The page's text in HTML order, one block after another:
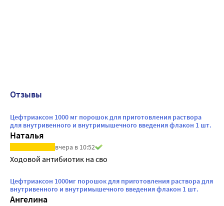
Отзывы
Цефтриаксон 1000 мг порошок для приготовления раствора
для внутривенного и внутримышечного введения флакон 1 шт.
Наталья
вчера в 10:52
Ходовой антибиотик на сво
Цефтриаксон 1000мг порошок для приготовления раствора для
внутривенного и внутримышечного введения флакон 1 шт.
Aнгелина